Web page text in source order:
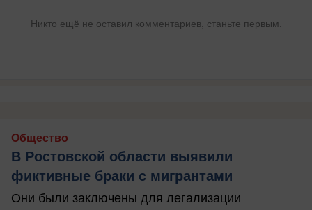
Никто ещё не оставил комментариев, станьте первым.
Общество
В Ростовской области выявили
фиктивные браки с мигрантами
Они были заключены для легализации